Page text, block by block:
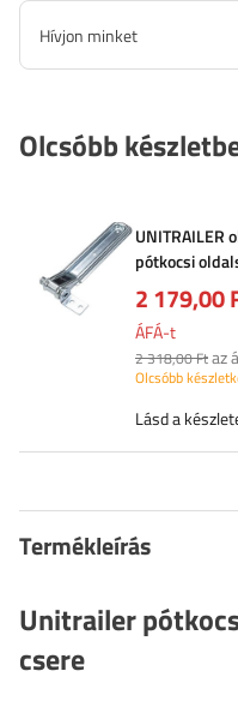
Hívjon minket
Olcsóbb
UNITRAILER
pótkocsi
2 179,00
ÁFÁ-t
2 318,00 Ftaz
Olcsóbb
Lásd a
Termékleírás
Unitrailer
csere